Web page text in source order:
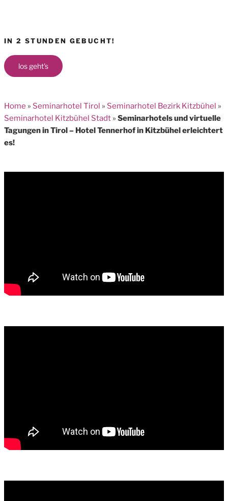
IN 2 STUNDEN GEBUCHT!
los geht's
Home » Seminarhotel Tirol » Seminarhotel Bezirk Kitzbühel »
Seminarhotel Kitzbühel Stadt » Seminarhotels und virtuelle
Tagungen in Tirol – Hotel Tennerhof in Kitzbühel erleichtert
es!